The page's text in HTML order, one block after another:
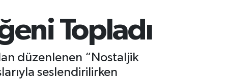
%70
Topladı
düzenlenen “Nostaljik
seslendirilirken